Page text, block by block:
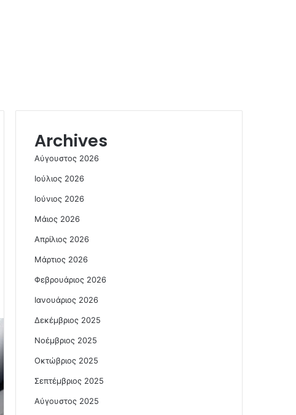
Archives
Αύγουστος 2026
Ιούλιος 2026
Ιούνιος 2026
Μάιος 2026
Απρίλιος 2026
Μάρτιος 2026
Φεβρουάριος 2026
Ιανουάριος 2026
Δεκέμβριος 2025
Νοέμβριος 2025
Οκτώβριος 2025
Σεπτέμβριος 2025
Αύγουστος 2025